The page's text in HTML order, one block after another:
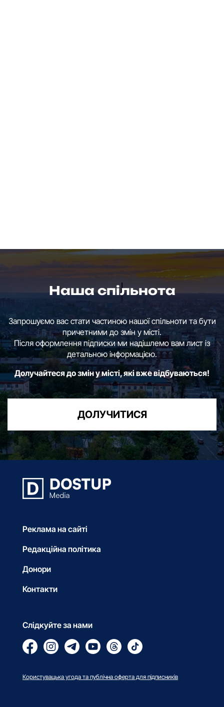
Наша спільнота
Запрошуємо вас стати частиною нашої спільноти та бути
причетними до змін у місті.
Після оформлення підписки ми надішлемо вам лист із
детальною інформацією.
Долучайтеся до змін у місті, які вже відбуваються!
ДОЛУЧИТИСЯ
Реклама на сайті
Редакційна політика
Донори
Контакти
Слідкуйте за нами
Користувацька угода та публічна оферта для підписників